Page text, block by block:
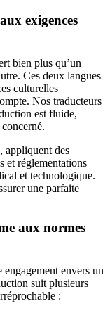
exigences
bien plus qu’un
Ces deux langues
culturelles
Nos traducteurs
est fluide,
appliquent des
et réglementations
et technologique.
une parfaite
aux normes
envers un
suit plusieurs
: